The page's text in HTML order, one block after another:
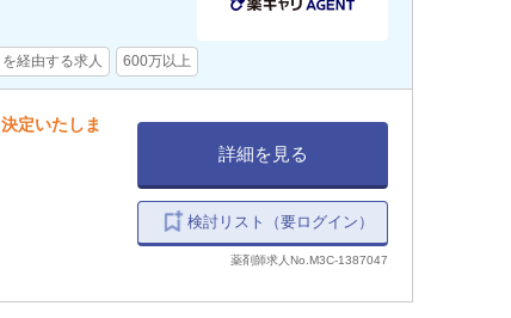
経由する求人 600万以上
定いたしま
詳細を見る
検討リスト（要ログイン）
薬剤師求人No.M3C-1387047